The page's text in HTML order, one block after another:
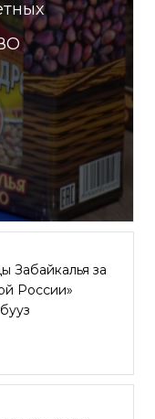
Забайкалья за
России»